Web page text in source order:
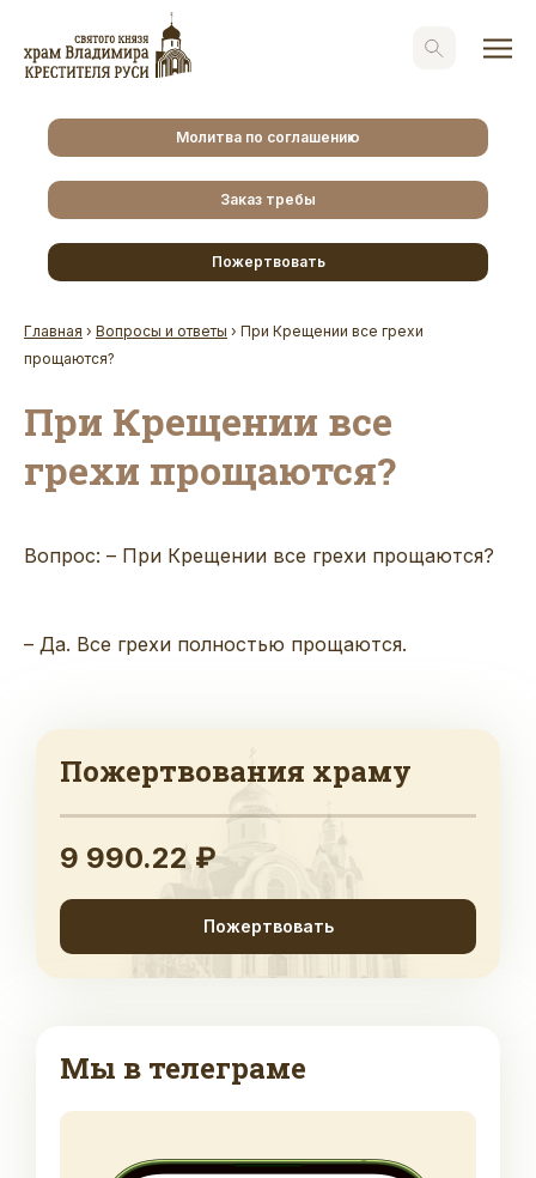
Молитва по соглашению
Заказ требы
Пожертвовать
Главная › Вопросы и ответы › При Крещении все грехи
прощаются?
При Крещении все
грехи прощаются?
Вопрос: – При Крещении все грехи прощаются?
– Да. Все грехи полностью прощаются.
Пожертвования храму
9 990.22 ₽
Пожертвовать
Мы в телеграме